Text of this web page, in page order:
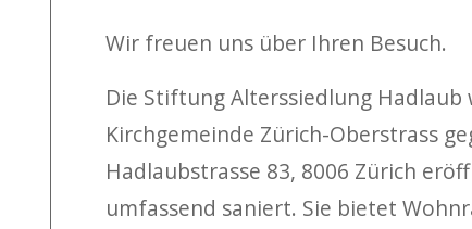
Wir freuen uns über Ihren Besuch.
Die Stiftung Alterssiedlung
Kirchgemeinde Zürich-Oberstrass
Hadlaubstrasse 83, 8006 Zürich
umfassend saniert. Sie bietet